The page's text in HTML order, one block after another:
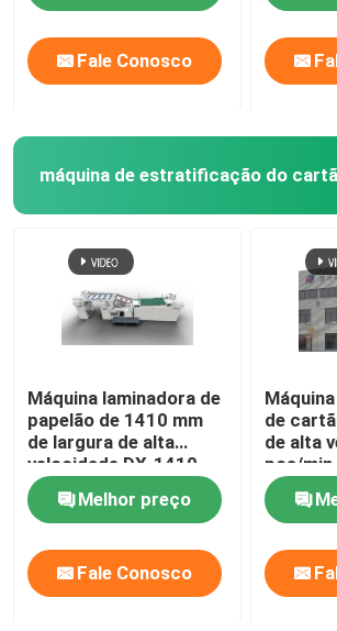
Laminador do cartão
Fale Conosco
máquina de estratificação do
Máquina laminadora de
papelão de 1410 mm
de largura de alta
velocidade DX-1410
Melhor preço
Fale Conosco
de
de alta
pçs/min